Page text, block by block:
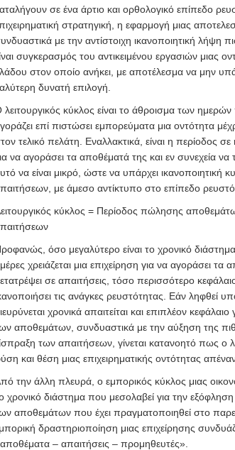
σε ένα άρτιο και ορθολογικό επίπεδο
στρατηγική, η εφαρμογή μιας
με την αντίστοιχη ικανοποιητική λήψη
συγκερασμός του αντικειμένου εργασιών μιας
στον οποίο ανήκει, με αποτέλεσμα να μην
δυνατή επιλογή.
λειτουργικός κύκλος είναι το άθροισμα των
επί πιστώσει εμπορεύματα μια οντότητα
τελικό πελάτη. Εναλλακτικά, είναι η περίοδος σε
να αγοράσει τα αποθέματά της και εν συνεχεία
να είναι μικρό, ώστε να υπάρχει ικανοποιητική
με άμεσο αντίκτυπο στο επίπεδο
κύκλος = Περίοδος πώλησης
όσο μεγαλύτερο είναι το χρονικό
χρειάζεται μια επιχείρηση για να αγοράσει τα
σε απαιτήσεις, τόσο περισσότερο
τις ανάγκες ρευστότητας. Εάν ληφθεί
χρονικά απαιτείται και επιπλέον
αποθεμάτων, συνδυαστικά με την αύξηση της
των απαιτήσεων, γίνεται κατανοητό πως ο
και θέση μιας επιχειρηματικής οντότητας
την άλλη πλευρά, ο εμπορικός κύκλος μιας
χρονικό διάστημα που μεσολαβεί για την
αποθεμάτων που έχει πραγματοποιηθεί στο
δραστηριοποίηση μιας επιχείρησης
– απαιτήσεις – προμηθευτές».